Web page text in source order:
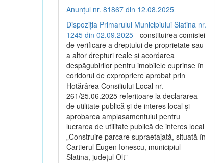
Anunțul nr. 81867 din 12.08.2025
Dispoziția Primarului Municipiului Slatina nr.
1245 din 02.09.2025 - constituirea comisiei
de verificare a dreptului de proprietate sau
a altor drepturi reale și acordarea
despăgubirilor pentru imobilele cuprinse în
coridorul de expropriere aprobat prin
Hotărârea Consiliului Local nr.
261/25.06.2025 referitoare la declararea
de utilitate publică și de interes local și
aprobarea amplasamentului pentru
lucrarea de utilitate publică de interes local
„Construire parcare supraetajată, situată în
Cartierul Eugen Ionescu, municipiul
Slatina, județul Olt”